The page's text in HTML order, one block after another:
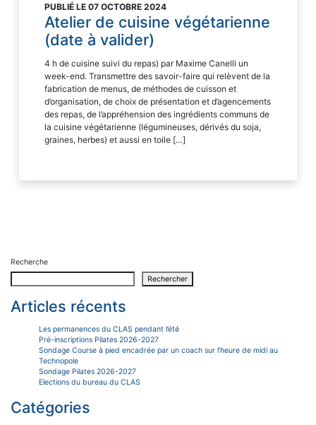
PUBLIÉ LE 07 OCTOBRE 2024
Atelier de cuisine végétarienne
(date à valider)
4 h de cuisine suivi du repas) par Maxime Canelli un
week-end. Transmettre des savoir-faire qui relèvent de la
fabrication de menus, de méthodes de cuisson et
d’organisation, de choix de présentation et d’agencements
des repas, de l’appréhension des ingrédients communs de
la cuisine végétarienne (légumineuses, dérivés du soja,
graines, herbes) et aussi en toile […]
Recherche
Rechercher
Articles récents
Les permanences du CLAS pendant l’été
Pré-inscriptions Pilates 2026-2027
Sondage Course à pied encadrée par un coach sur l’heure de midi au
Technopole
Sondage Pilates 2026-2027
Elections du bureau du CLAS
Catégories